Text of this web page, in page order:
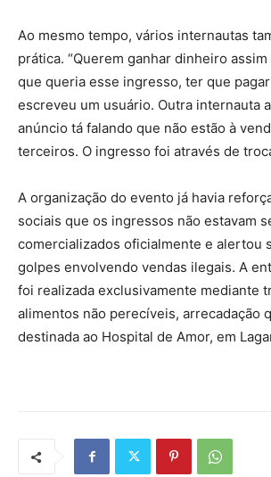
Ao mesmo tempo, vários internautas
prática. “Querem ganhar dinheiro
que queria esse ingresso, ter que pagar
escreveu um usuário. Outra internauta
anúncio tá falando que não estão à
terceiros. O ingresso foi através de
A organização do evento já havia
sociais que os ingressos não estavam
comercializados oficialmente e alertou
golpes envolvendo vendas ilegais. A
foi realizada exclusivamente mediante
alimentos não perecíveis, arrecadação
destinada ao Hospital de Amor, em